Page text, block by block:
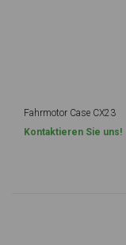
Fahrmotor Case CX23
Kontaktieren Sie uns!